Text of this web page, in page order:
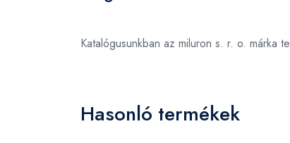
Katalógusunkban az miluron s. r. o. márka
Hasonló termékek